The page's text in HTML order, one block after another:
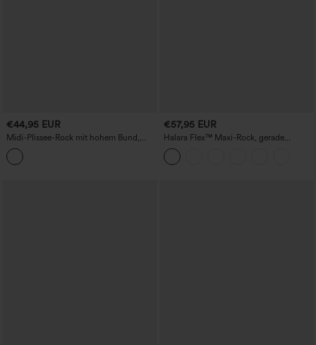
€44,95 EUR
Midi-Plissee-Rock mit hohem Bund,
metallisch und lässig
€57,95 EUR
Halara Flex™ Maxi-Rock, gerade
geschnitten, aus gewaschenem Denim,
mit mittelhohem Bund und Taschen,
lässig